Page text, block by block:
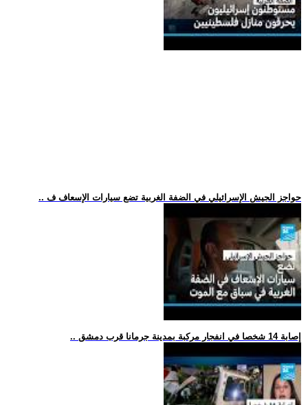
.. حواجز الجيش الإسرائيلي في الضفة الغربية تضع سيارات الإسعاف ف
.. إصابة 14 شخصا في انفجار مركبة بمدينة جرمانا قرب دمشق